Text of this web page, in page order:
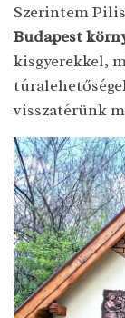
Szerintem
Budapest
kisgyerekkel,
visszatérünk